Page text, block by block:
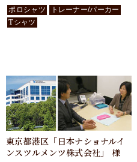
ポロシャツ
トレーナー/パーカー
Tシャツ
東京都港区「日本ナショナルイ
ンスツルメンツ株式会社」 様